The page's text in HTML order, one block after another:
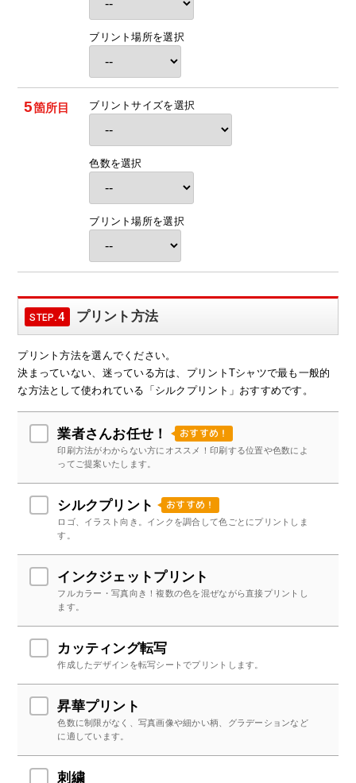
ブリント場所を選択
5箇所目 ブリントサイズを選択
色数を選択
ブリント場所を選択
STEP.4 プリント方法
プリント方法を選んでください。
決まっていない、迷っている方は、プリントTシャツで最も一般的
な方法として使われている「シルクプリント」おすすめです。
業者さんお任せ！ おすすめ！
印刷方法がわからない方にオススメ！印刷する位置や色数によ
ってご提案いたします。
シルクプリント おすすめ！
ロゴ、イラスト向き。インクを調合して色ごとにプリントしま
す。
インクジェットプリント
フルカラー・写真向き！複数の色を混ぜながら直接プリントし
ます。
カッティング転写
作成したデザインを転写シートでプリントします。
昇華プリント
色数に制限がなく、写真画像や細かい柄、グラデーションなど
に適しています。
刺繍